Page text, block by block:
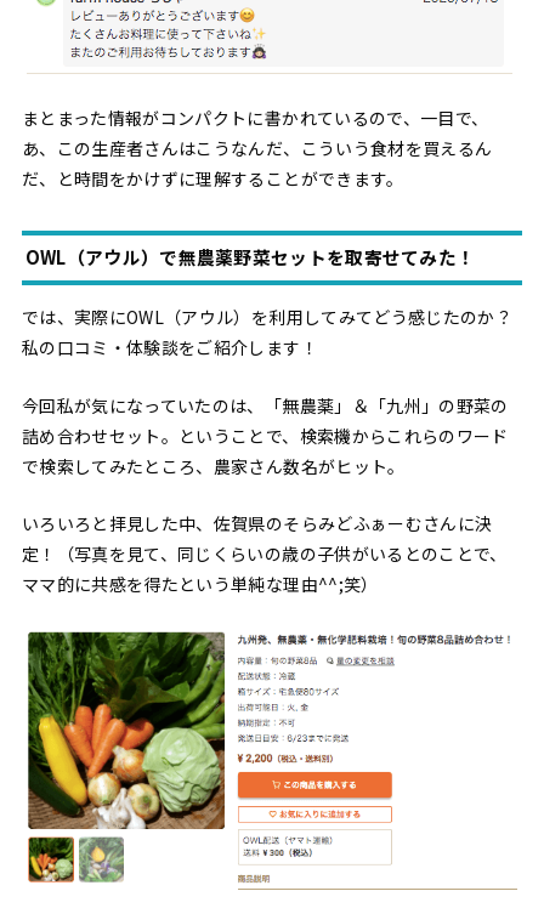
まとまった情報がコンパクトに書かれているので、一目で、
あ、この生産者さんはこうなんだ、こういう食材を買えるん
だ、と時間をかけずに理解することができます。
OWL（アウル）で無農薬野菜セットを取寄せてみた！
では、実際にOWL（アウル）を利用してみてどう感じたのか？
私の口コミ・体験談をご紹介します！
今回私が気になっていたのは、「無農薬」＆「九州」の野菜の
詰め合わせセット。ということで、検索機からこれらのワード
で検索してみたところ、農家さん数名がヒット。
いろいろと拝見した中、佐賀県のそらみどふぁーむさんに決
定！（写真を見て、同じくらいの歳の子供がいるとのことで、
ママ的に共感を得たという単純な理由^^;笑）